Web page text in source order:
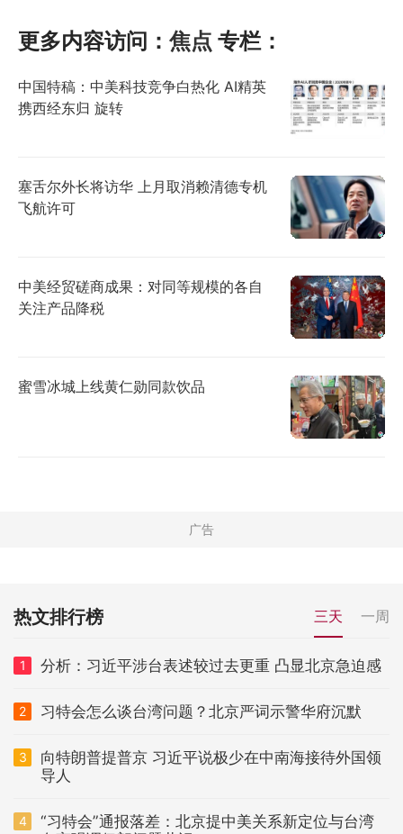
更多内容访问： 焦点 专栏：
中国特稿：中美科技竞争白热化 AI精英
携西经东归 旋转
塞舌尔外长将访华 上月取消赖清德专机
飞航许可
中美经贸磋商成果：对同等规模的各自
关注产品降税
蜜雪冰城上线黄仁勋同款饮品
热文排行榜 三天 一周
1 分析：习近平涉台表述较过去更重 凸显北京急迫感
2 习特会怎么谈台湾问题？北京严词示警华府沉默
3
向特朗普提普京 习近平说极少在中南海接待外国领
导人
4
“习特会”通报落差：北京提中美关系新定位与台湾